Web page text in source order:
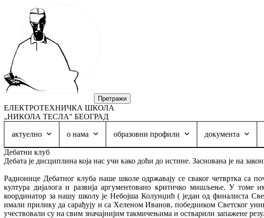
ЕЛЕКТРОТЕХНИЧКА ШКОЛА
„НИКОЛА ТЕСЛА" БЕОГРАД
актуелно о нама образовни профили документа
Дебатни клуб
Дебата је дисциплина која нас учи како доћи до истине. Заснована је на
Радионице Дебатног клуба наше школе одржавају се сваког четвртка са
култура дијалога и развија аргументовано критичко мишљење. У
координатор за нашу школу је Небојша Колунџић ( један од финалиста
имали прилику да сарађују и са Хеленом Иванов, победником Светског
учествовали су на свим значајнијим такмичењима и остварили запажене